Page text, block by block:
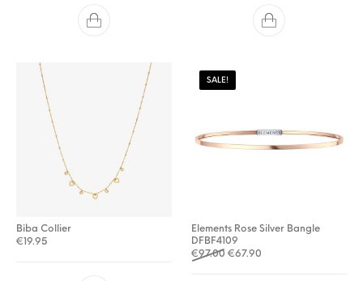
Biba Collier
€ 19.95
SALE!
Elements Rose Silver Bangle
DFBF4109
€97.00 Oorspronkelijke prijs was:
€67.90